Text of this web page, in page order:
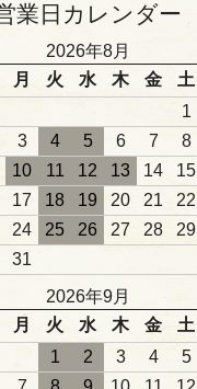
業日カレンダー
2026年8月
月 火 水 木 金
土
1
3 4 5 6 7
8
10 11 12 13 14
15
17 18 19 20 21
22
24 25 26 27 28
29
31
2026年9月
月 火 水 木 金
土
1
2 3 4
5